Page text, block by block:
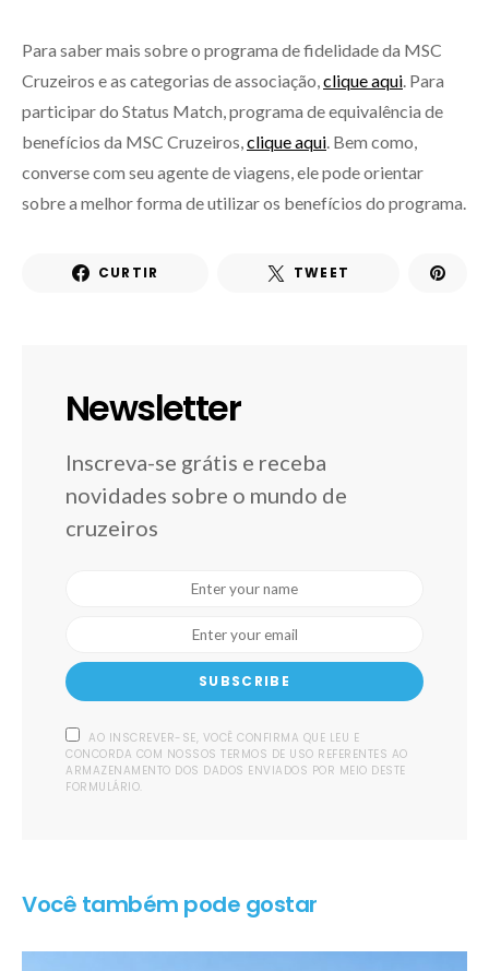
Para saber mais sobre o programa de fidelidade da MSC
Cruzeiros e as categorias de associação, clique aqui . Para
participar do Status Match, programa de equivalência de
benefícios da MSC Cruzeiros, clique aqui . Bem como,
converse com seu agente de viagens, ele pode orientar
sobre a melhor forma de utilizar os benefícios do programa.
CURTIR TWEET
Newsletter
Inscreva-se grátis e receba
novidades sobre o mundo de
cruzeiros
SUBSCRIBE
AO INSCREVER-SE, VOCÊ CONFIRMA QUE LEU E
CONCORDA COM NOSSOS TERMOS DE USO REFERENTES AO
ARMAZENAMENTO DOS DADOS ENVIADOS POR MEIO DESTE
FORMULÁRIO.
Você também pode gostar